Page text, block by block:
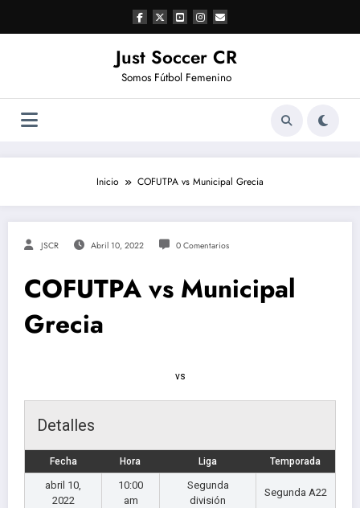
contenido
Just Soccer CR
Somos Fútbol Femenino
Inicio COFUTPA vs Municipal Grecia
JSCR Abril 10, 2022 0 Comentarios
COFUTPA vs Municipal
Grecia
vs
Detalles
Fecha Hora Liga Temporada
abril 10,
2022
10:00
am
Segunda
división
Segunda A22